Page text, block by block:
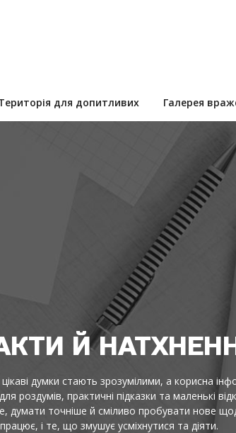
для допитливих Галерея
Й
думки стають зрозумілими, а корисна
роздумів, практичні підказки та маленькі
думати точніше й сміливо пробувати нове
і те, що змушує усміхнутися та діяти.